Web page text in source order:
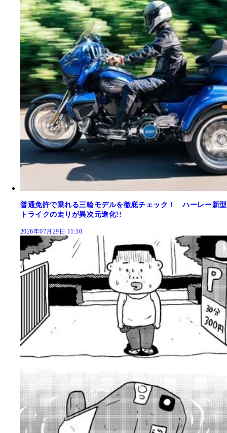
普通免許で乗れる三輪モデルを徹底チェック！ ハーレー新型
トライクの走りが異次元進化!!
2026年07月29日 11:30